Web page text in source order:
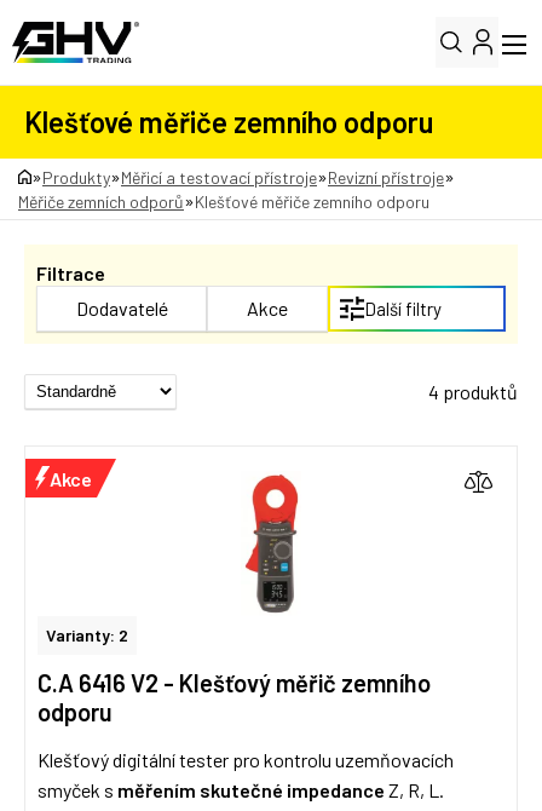
Klešťové měřiče zemního odporu
»Produkty»Měřicí a testovací přístroje»Revizní přístroje»
Měřiče zemních odporů»Klešťové měřiče zemního odporu
Filtrace
Dodavatelé
Akce Další filtry
4 produktů
Varianty: 2
C.A 6416 V2 - Klešťový měřič zemního
odporu
Klešťový digitální tester pro kontrolu uzemňovacích
smyček s měřením skutečné impedance Z, R, L.
Akce